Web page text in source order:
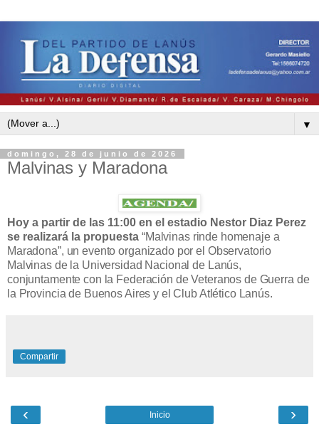
▼
domingo, 28 de junio de 2026
Malvinas y Maradona
Hoy a partir de las 11:00 en el estadio Nestor Diaz Perez
se realizará la propuesta “Malvinas rinde homenaje a
Maradona”, un evento organizado porel Observatorio
Malvinas de la Universidad Nacional de Lanús,
conjuntamente con la Federación de Veteranos de Guerra de
la Provincia de Buenos Aires y el Club Atlético Lanús.
Compartir
‹ ›
Inicio